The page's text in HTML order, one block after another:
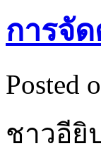
การจั
Posted
ชาวอียิ